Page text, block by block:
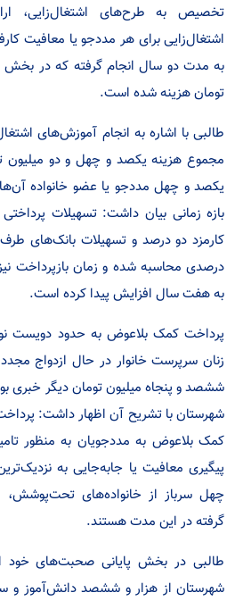
تخصیص به طرح‌های اشتغال‌زایی،
اشتغال‌زایی برای هر مددجو یا معافیت
به مدت دو سال انجام گرفته که در بخش
تومان هزینه شده است.
طالبی با اشاره به انجام آموزش‌های
مجموع هزینه یکصد و چهل و دو میلیون
یکصد و چهل مددجو یا عضو خانواده
بازه زمانی بیان داشت: تسهیلات
کارمزد دو درصد و تسهیلات بانک‌های
درصدی محاسبه شده و زمان بازپرداخت
به هفت سال افزایش پیدا کرده است.
پرداخت کمک بلاعوض به حدود دویست
زنان سرپرست خانوار در حال ازدواج
ششصد و پنجاه میلیون تومان دیگر خبری
شهرستان با تشریح آن اظهار داشت:
کمک بلاعوض به مددجویان به منظور
پیگیری معافیت یا جابه‌جایی به
چهل سرباز از خانواده‌های تحت‌پوشش،
گرفته در این مدت هستند.
طالبی در بخش پایانی صحبت‌های خود
شهرستان از هزار و ششصد دانش‌آموز و